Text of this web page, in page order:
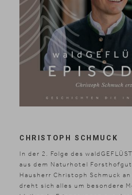
CHRISTOPH SCHMUCK
In der 2. Folge des
aus dem Naturhotel
Hausherr Christoph Schmuck
dreht sich alles um besondere